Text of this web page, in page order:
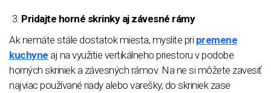
Pridajte horné skrinky aj závesné rámy
Ak nemáte stále dostatok miesta, myslite pri premene
kuchyne aj na využitie vertikálneho priestoru v podobe
horných skriniek a závesných rámov. Na ne si môžete zavesiť
najviac používané riady alebo varešky, do skriniek zase